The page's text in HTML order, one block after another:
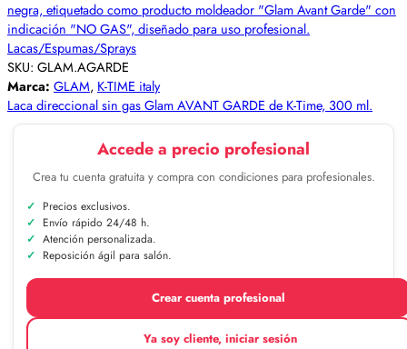
Lacas/Espumas/Sprays
SKU: GLAM.AGARDE
Marca: GLAM, K-TIME italy
Laca direccional sin gas Glam AVANT GARDE de K-Time, 300 ml.
Accede a precio profesional
Crea tu cuenta gratuita y compra con condiciones para profesionales.
Precios exclusivos.
Envío rápido 24/48 h.
Atención personalizada.
Reposición ágil para salón.
Crear cuenta profesional
Ya soy cliente, iniciar sesión